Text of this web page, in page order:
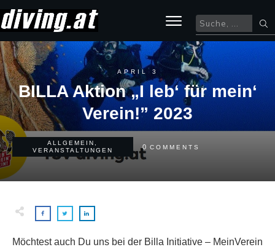
APRIL 3
BILLA Aktion „I leb‘ für mein‘
Verein!” 2023
ALLGEMEIN
VERANSTALTUNGEN
0 COMMENTS
Möchtest auch Du uns bei der Billa Initiative – MeinVerein